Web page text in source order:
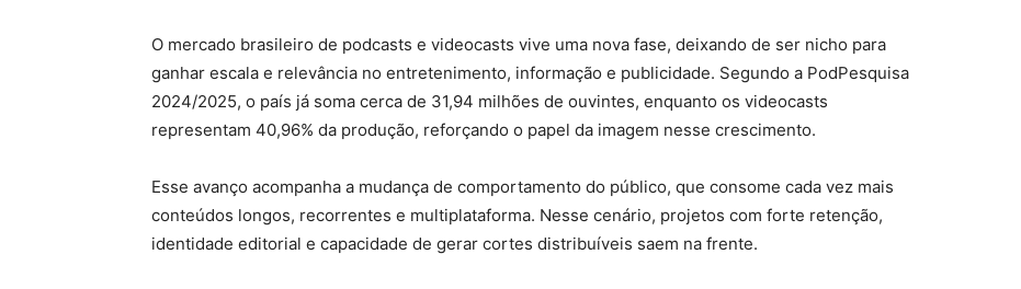
O mercado brasileiro de podcasts e videocasts vive uma nova fase, deixando de ser nicho para
ganhar escala e relevância no entretenimento, informação e publicidade. Segundo a PodPesquisa
2024/2025, o país já soma cerca de 31,94 milhões de ouvintes, enquanto os videocasts
representam 40,96% da produção, reforçando o papel da imagem nesse crescimento.
Esse avanço acompanha a mudança de comportamento do público, que consome cada vez mais
conteúdos longos, recorrentes e multiplataforma. Nesse cenário, projetos com forte retenção,
identidade editorial e capacidade de gerar cortes distribuíveis saem na frente.